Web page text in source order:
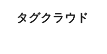
タグクラウド